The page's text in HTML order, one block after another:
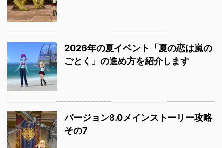
2026年の夏イベント「夏の恋は嵐の
ごとく」の進め方を紹介します
バージョン8.0メインストーリー攻略
その7